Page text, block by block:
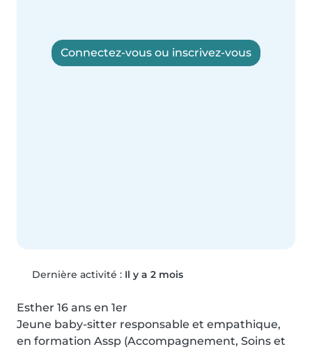
Connectez-vous ou inscrivez-vous
Dernière activité : Il y a 2 mois
Esther 16 ans en 1er
Jeune baby-sitter responsable et empathique,
en formation Assp (Accompagnement, Soins et